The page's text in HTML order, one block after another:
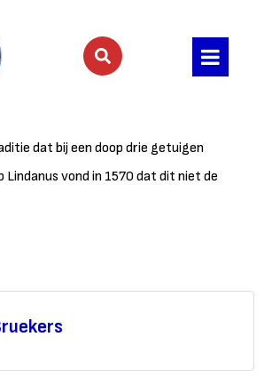
dat bij een doop drie getuigen
Lindanus vond in 1570 dat dit niet de